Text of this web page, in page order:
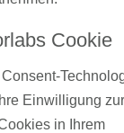
Cookie
Einwilligung zur
in Ihrem